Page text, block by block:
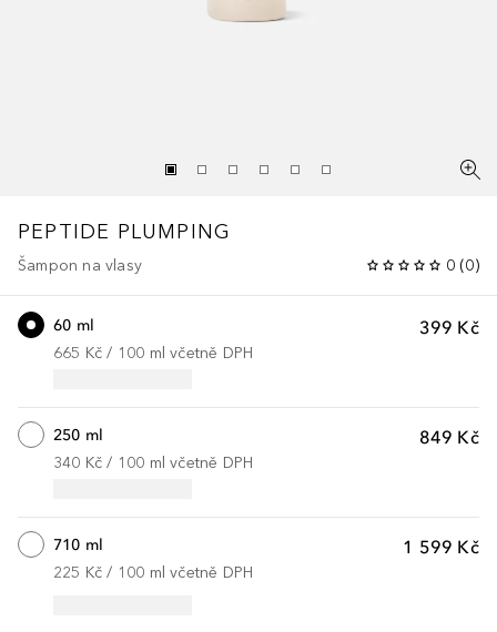
PEPTIDE PLUMPING
Šampon na vlasy 0 (0)
399 Kč
60 ml
665 Kč / 100 ml včetně DPH
849 Kč
250 ml
340 Kč / 100 ml včetně DPH
1 599 Kč
710 ml
225 Kč / 100 ml včetně DPH